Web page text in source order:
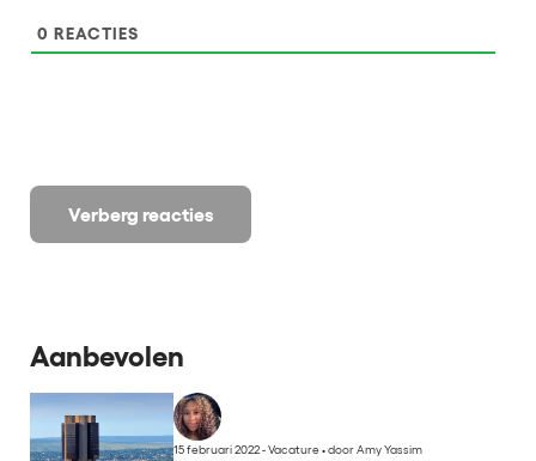
Verberg reacties
0 REACTIES
Aanbevolen
15 februari 2022 - Vacature•door Amy Yassim